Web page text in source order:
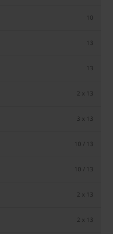
10
13
13
2 x 13
3 x 13
10 / 13
10 / 13
2 x 13
2 x 13